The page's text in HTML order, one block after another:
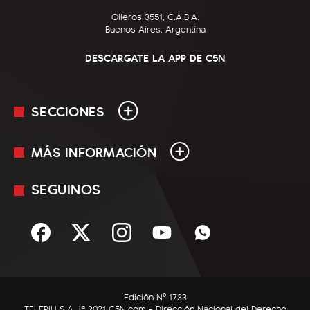
Olleros 3551, C.A.B.A.
Buenos Aires, Argentina
DESCARGATE LA APP DE C5N
SECCIONES
En Vivo
Sociedad
C5N Autos
MÁS INFORMACIÓN
Mediakit
Términos y condiciones
SEGUINOS
Edición Nº 1733